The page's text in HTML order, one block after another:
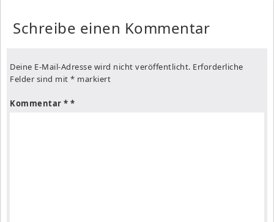
Schreibe einen Kommentar
Deine E-Mail-Adresse wird nicht veröffentlicht. Erforderliche
Felder sind mit * markiert
Kommentar *